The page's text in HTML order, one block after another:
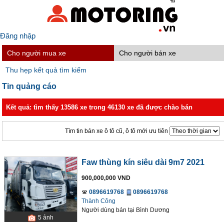
Đăng nhập
Cho người mua xe Cho người bán xe
Thu hẹp kết quả tìm kiếm
Tin quảng cáo
Kết quả: tìm thấy 13586 xe trong 46130 xe đã được chào bán
Tìm tin bán xe ô tô cũ, ô tô mới ưu tiên
5 ảnh
Faw thùng kín siêu dài 9m7 2021
900,000,000 VND
0896619768
0896619768
Thành Công
Người dùng bán tại Bình Dương